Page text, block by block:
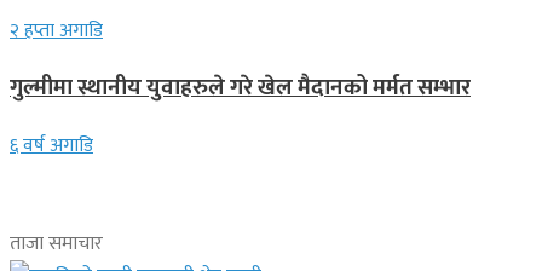
२ हप्ता अगाडि
गुल्मीमा स्थानीय युवाहरुले गरे खेल मैदानको मर्मत सम्भार
६ वर्ष अगाडि
ताजा समाचार